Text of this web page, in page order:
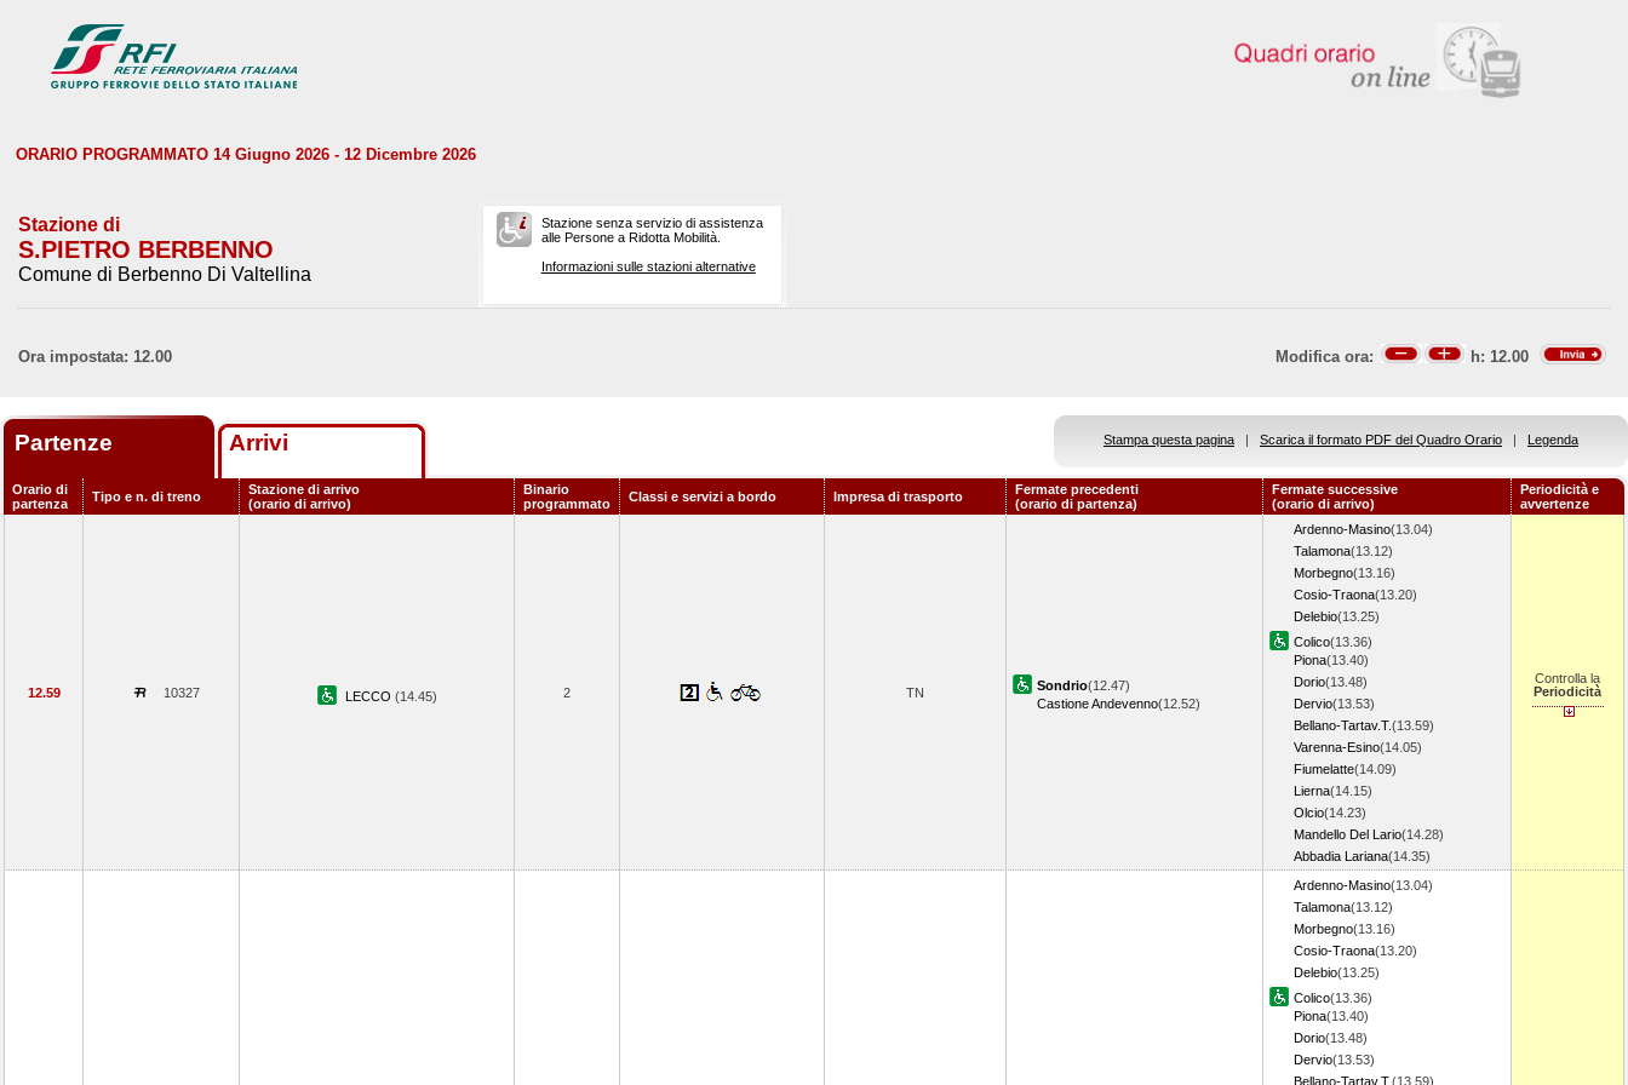
ORARIO PROGRAMMATO 14 Giugno 2026 - 12 Dicembre 2026
Stazione di
S.PIETRO BERBENNO
Comune di Berbenno Di Valtellina
Stazione senza servizio di assistenza
alle Persone a Ridotta Mobilità.
Informazioni sulle stazioni alternative
Ora impostata: 12.00 Modifica ora: h: 12.00
Partenze Arrivi Stampa questa pagina | Scarica il formato PDF del Quadro Orario | Legenda
Orario di
partenza
Tipo e n. di treno
Stazione di arrivo
(orario di arrivo)
Binario
programmato
Classi e servizi a bordo Impresa di trasporto
Fermate precedenti
(orario di partenza)
Fermate successive
(orario di arrivo)
Periodicità e
avvertenze
12.59 10327 LECCO (14.45) 2 TN Sondrio(12.47)
Castione Andevenno(12.52)
Ardenno-Masino(13.04)
Talamona(13.12)
Morbegno(13.16)
Cosio-Traona(13.20)
Delebio(13.25)
Colico(13.36)
Piona(13.40)
Dorio(13.48)
Dervio(13.53)
Bellano-Tartav.T.(13.59)
Varenna-Esino(14.05)
Fiumelatte(14.09)
Lierna(14.15)
Olcio(14.23)
Mandello Del Lario(14.28)
Abbadia Lariana(14.35)
Controlla la
Periodicità
Ardenno-Masino(13.04)
Talamona(13.12)
Morbegno(13.16)
Cosio-Traona(13.20)
Delebio(13.25)
Colico(13.36)
Piona(13.40)
Dorio(13.48)
Dervio(13.53)
Bellano-Tartav.T.(13.59)